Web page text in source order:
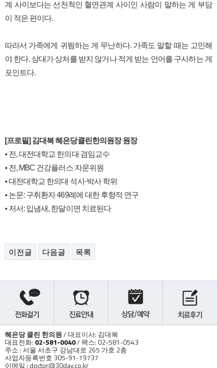
계 사이보다는 선천척인 혈연관계 사이인 사람이 말하는 게 부담
이 적은 편이다.
따라서 가족에게 귀띔하는 게 무난하다. 가족도 말할 때는 고민해
야 한다. 상대가 상처를 받지 않거나 적게 받는 언어를 구사하는 게
포인트다.
[프로필] 김대복 혜은당클린한의원장 원장
• 전, 대전대학교 한의대 겸임교수
• 전, MBC 건강플러스 자문위원
• 대전대학교 한의대 석사·박사 학위
• 논문: 구취환자 469례에 대한 후향적 연구
• 저서: 입냄새, 한달이면 치료된다
이전글 다음글 목록
혜은당 클린 한의원/ 대표이사: 김대복
대표전화: 02-581-0040/ 팩스: 02-581-0543
주소 : 서울 서초구 강남대로 265 가호 2층
사업자등록번호 305-91-19737
이메일 : doctor@30day.co.kr